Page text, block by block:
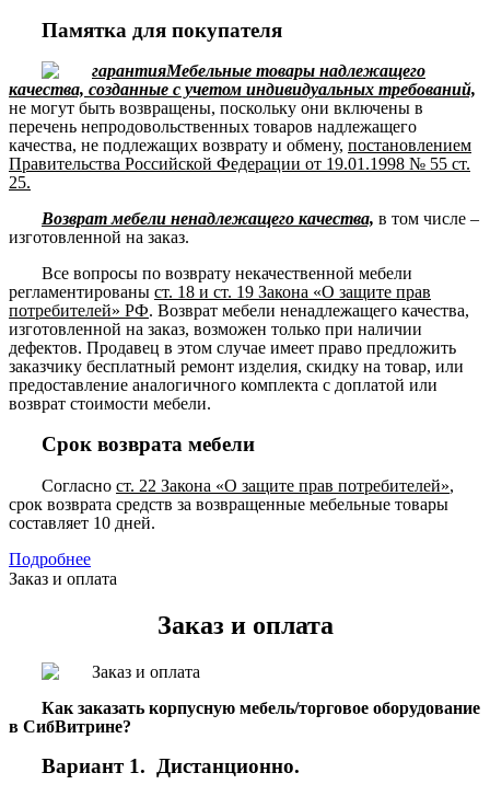
Памятка для покупателя
Мебельные товары надлежащего
качества, созданные с учетом индивидуальных требований,
не могут быть возвращены, поскольку они включены в
перечень непродовольственных товаров надлежащего
качества, не подлежащих возврату и обмену, постановлением
Правительства Российской Федерации от 19.01.1998 № 55 ст.
25.
Возврат мебели ненадлежащего качества, в том числе –
изготовленной на заказ.
Все вопросы по возврату некачественной мебели
регламентированы ст. 18 и ст. 19 Закона «О защите прав
потребителей» РФ. Возврат мебели ненадлежащего качества,
изготовленной на заказ, возможен только при наличии
дефектов. Продавец в этом случае имеет право предложить
заказчику бесплатный ремонт изделия, скидку на товар, или
предоставление аналогичного комплекта с доплатой или
возврат стоимости мебели.
Срок возврата мебели
Согласно ст. 22 Закона «О защите прав потребителей»,
срок возврата средств за возвращенные мебельные товары
составляет 10 дней.
Подробнее
Заказ и оплата
Заказ и оплата
Как заказать корпусную мебель/торговое оборудование
в СибВитрине?
Вариант 1. Дистанционно.